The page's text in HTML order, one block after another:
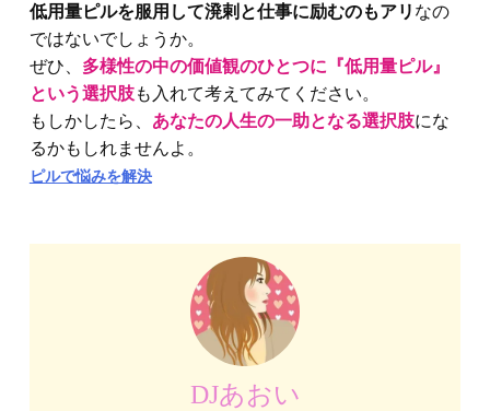
低用量ピルを服用して溌剌と仕事に励むのもアリ なの
ではないでしょうか。
ぜひ、 多様性の中の価値観のひとつに『低用量ピル』
という選択肢も入れて考えてみてください。
もしかしたら、 あなたの人生の一助となる選択肢にな
るかもしれませんよ。
ピルで悩みを解決
DJあおい